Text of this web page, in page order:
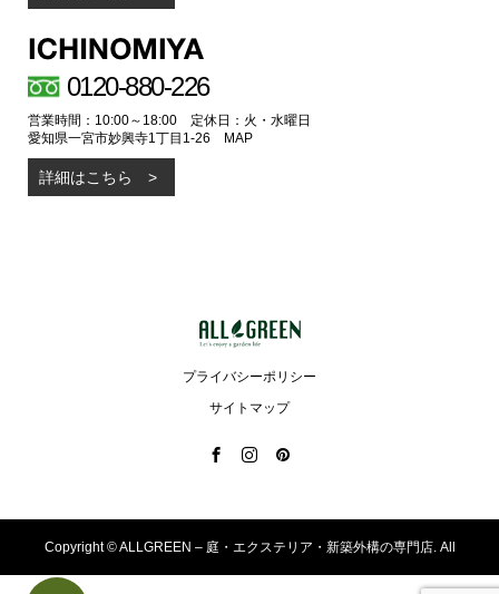
0120-880-226
営業時間：10:00～18:00 定休日：火・水曜日
愛知県一宮市妙興寺1丁目1-26 MAP
詳細はこちら
プライバシーポリシー
サイトマップ
Copyright ©ALLGREEN – 庭・エクステリア・新築外構の専門店. All